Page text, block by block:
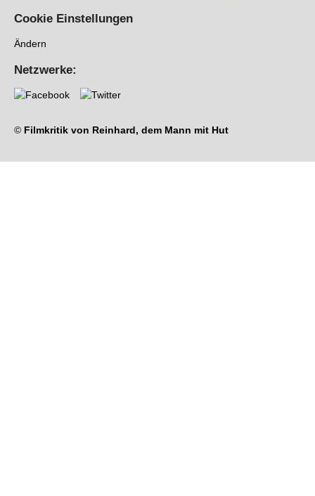
Cookie Einstellungen
Ändern
Netzwerke:
© Filmkritik von Reinhard, dem Mann mit Hut